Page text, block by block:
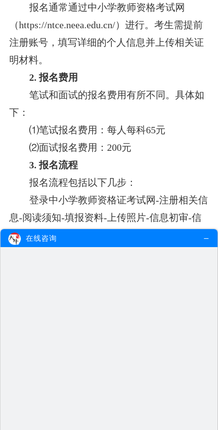
报名通常通过中小学教师资格考试网
（https://ntce.neea.edu.cn/）进行。考生需提前
注册账号，填写详细的个人信息并上传相关证
明材料。
2. 报名费用
笔试和面试的报名费用有所不同。具体如
下：
⑴笔试报名费用：每人每科65元
⑵面试报名费用：200元
3. 报名流程
报名流程包括以下几步：
登录中小学教师资格证考试网-注册相关信
息-阅读须知-填报资料-上传照片-信息初审-信
息核验-查看审核结果-缴费-打印准考证。
在线咨询